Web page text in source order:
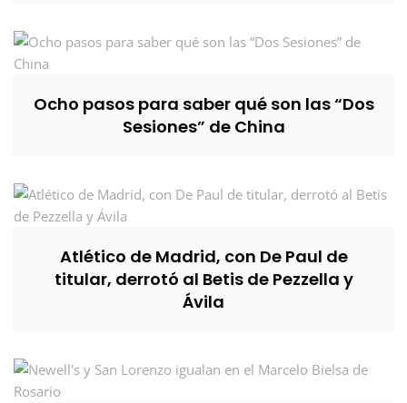
Ocho pasos para saber qué son las “Dos
Sesiones” de China
Atlético de Madrid, con De Paul de
titular, derrotó al Betis de Pezzella y
Ávila